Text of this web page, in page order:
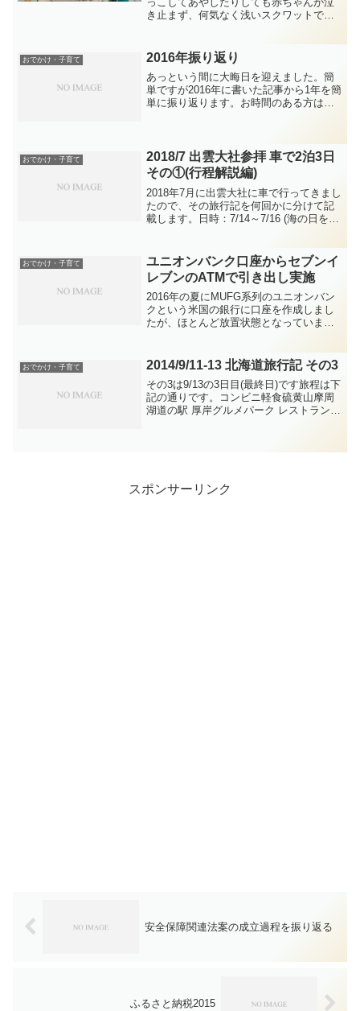
き止まず、何気なく浅いスクワットで縦
寝てしまうことに気づいてしまいまし
た。我が家では、横に揺らし...
おでかけ・子育て 2016年振り返り
あっという間に大晦日を迎えました。簡
単ですが2016年に書いた記事から1年を簡
単に振り返ります。お時間のある方はお
おでかけ・子育て
2018/7 出雲大社参拝 車で2泊3日
その①(行程解説編)
2018年7月に出雲大社に車で行ってきまし
たので、その旅行記を何回かに分けて記
載します。日時：7/14～7/16 (海の日を含
て良かった点、反省点などを書きますの
でご...
おでかけ・子育て
ユニオンバンク口座からセブンイ
レブンのATMで引き出し実施
2016年の夏にMUFG系列のユニオンバン
クという米国の銀行に口座を作成しまし
たが、ほとんど放置状態となっていまし
キングにログインしていましたが、利息
を確認する程度（...
おでかけ・子育て 2014/9/11-13 北海道旅行記 その3
その3は9/13の3日目(最終日)です旅程は下
記の通りです。コンビニ軽食硫黄山摩周
湖道の駅 厚岸グルメパーク レストラン
スポンサーリンク
安全保障関連法案の成立過程を振り返る
ふるさと納税2015